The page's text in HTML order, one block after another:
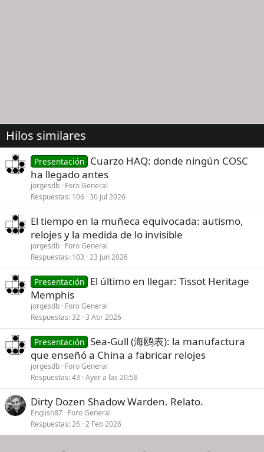
Hilos similares
Presentación Cuarzo HAQ: donde ningún COSC
ha llegado antes
jorgesdb Foro General
Respuestas 106 30 Jul 2026
El tiempo en la muñeca equivocada: autismo,
relojes y la medida de lo invisible
jorgesdb Foro General
Respuestas 103 23 Jun 2026
Presentación El último en llegar: Tissot Heritage
Memphis
jorgesdb Foro General
Respuestas 32 3 Abr 2026
Presentación Sea-Gull (海鸥表): la manufactura
que enseñó a China a fabricar relojes
jorgesdb Foro General
Respuestas 43 Ayer a las 20:58
Dirty Dozen Shadow Warden. Relato.
English87 Foro General
Respuestas 26 2 Feb 2026